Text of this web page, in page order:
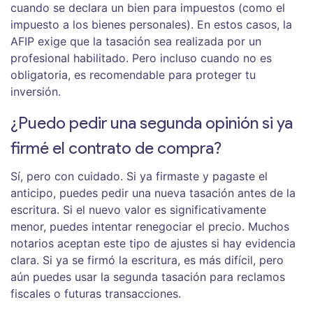
cuando se declara un bien para impuestos (como el
impuesto a los bienes personales). En estos casos, la
AFIP exige que la tasación sea realizada por un
profesional habilitado. Pero incluso cuando no es
obligatoria, es recomendable para proteger tu
inversión.
¿Puedo pedir una segunda opinión si ya
firmé el contrato de compra?
Sí, pero con cuidado. Si ya firmaste y pagaste el
anticipo, puedes pedir una nueva tasación antes de la
escritura. Si el nuevo valor es significativamente
menor, puedes intentar renegociar el precio. Muchos
notarios aceptan este tipo de ajustes si hay evidencia
clara. Si ya se firmó la escritura, es más difícil, pero
aún puedes usar la segunda tasación para reclamos
fiscales o futuras transacciones.